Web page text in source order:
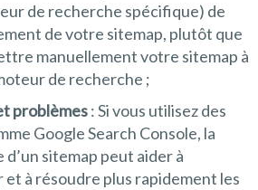
de recherche spécifique) de
de votre sitemap, plutôt que
manuellement votre sitemap à
de recherche ;
problèmes: Si vous utilisez des
Google Search Console, la
d’un sitemap peut aider à
à résoudre plus rapidement les